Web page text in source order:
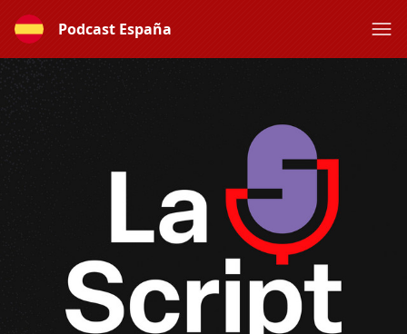
Podcast España